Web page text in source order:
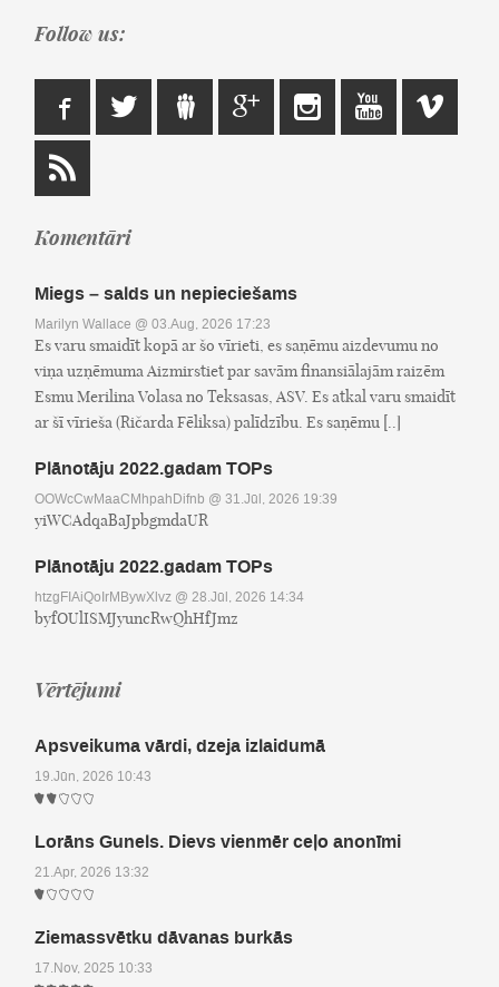
Follow us:
Komentāri
Miegs – salds un nepieciešams
Marilyn Wallace @ 03.Aug, 2026 17:23
Es varu smaidīt kopā ar šo vīrieti, es saņēmu aizdevumu no
viņa uzņēmuma Aizmirstiet par savām finansiālajām raizēm
Esmu Merilina Volasa no Teksasas, ASV. Es atkal varu smaidīt
ar šī vīrieša (Ričarda Fēliksa) palīdzību. Es saņēmu [..]
Plānotāju 2022.gadam TOPs
OOWcCwMaaCMhpahDifnb @ 31.Jūl, 2026 19:39
yiWCAdqaBaJpbgmdaUR
Plānotāju 2022.gadam TOPs
htzgFIAiQoIrMBywXlvz @ 28.Jūl, 2026 14:34
byfOUlISMJyuncRwQhHfJmz
Vērtējumi
Apsveikuma vārdi, dzeja izlaidumā
19.Jūn, 2026 10:43
Lorāns Gunels. Dievs vienmēr ceļo anonīmi
21.Apr, 2026 13:32
Ziemassvētku dāvanas burkās
17.Nov, 2025 10:33